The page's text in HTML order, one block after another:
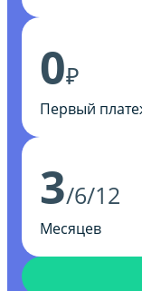
0₽
Первый
3/6/12
Месяцев